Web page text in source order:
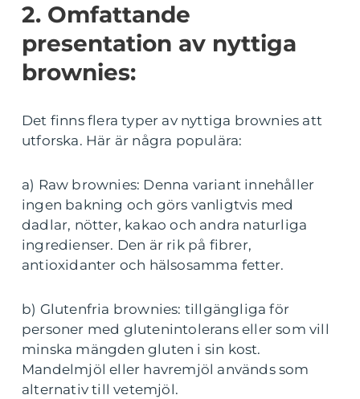
2. Omfattande
presentation av nyttiga
brownies:
Det finns flera typer av nyttiga brownies att
utforska. Här är några populära:
a) Raw brownies: Denna variant innehåller
ingen bakning och görs vanligtvis med
dadlar, nötter, kakao och andra naturliga
ingredienser. Den är rik på fibrer,
antioxidanter och hälsosamma fetter.
b) Glutenfria brownies: tillgängliga för
personer med glutenintolerans eller som vill
minska mängden gluten i sin kost.
Mandelmjöl eller havremjöl används som
alternativ till vetemjöl.